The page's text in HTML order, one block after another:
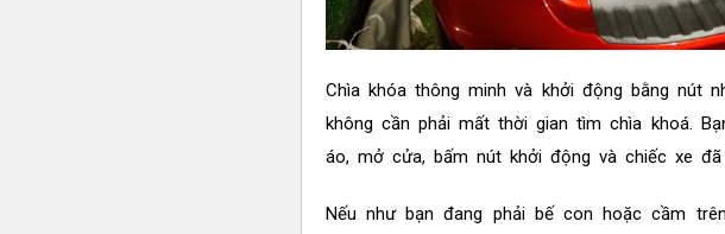
Chìa khóa thông minh và khởi động bằng nút
không cần phải mất thời gian tìm chìa khoá.
áo, mở cửa, bấm nút khởi động và chiếc xe đã
Nếu như bạn đang phải bế con hoặc cầm